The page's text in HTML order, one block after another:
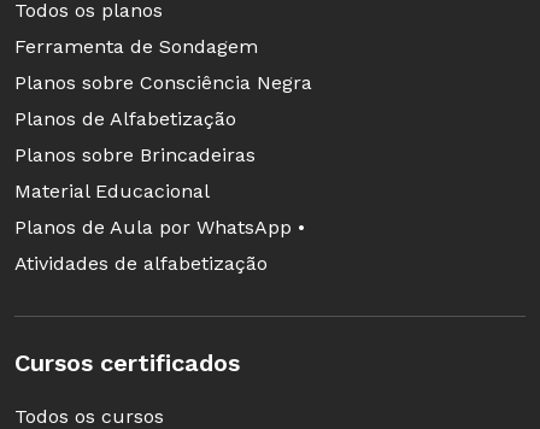
Todos os planos
Ferramenta de Sondagem
Planos sobre Consciência Negra
Planos de Alfabetização
Planos sobre Brincadeiras
Material Educacional
Planos de Aula por WhatsApp •
Atividades de alfabetização
Cursos certificados
Todos os cursos